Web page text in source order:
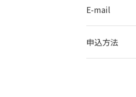
E-mail
申込方法